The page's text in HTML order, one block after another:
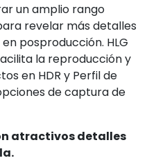
un amplio rango
revelar más detalles
posproducción. HLG
la reproducción y
en HDR y Perfil de
de captura de
atractivos detalles